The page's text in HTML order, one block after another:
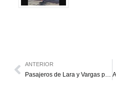
ANTERIOR
Pasajeros de Lara y Vargas protestan por aumento del pasaje